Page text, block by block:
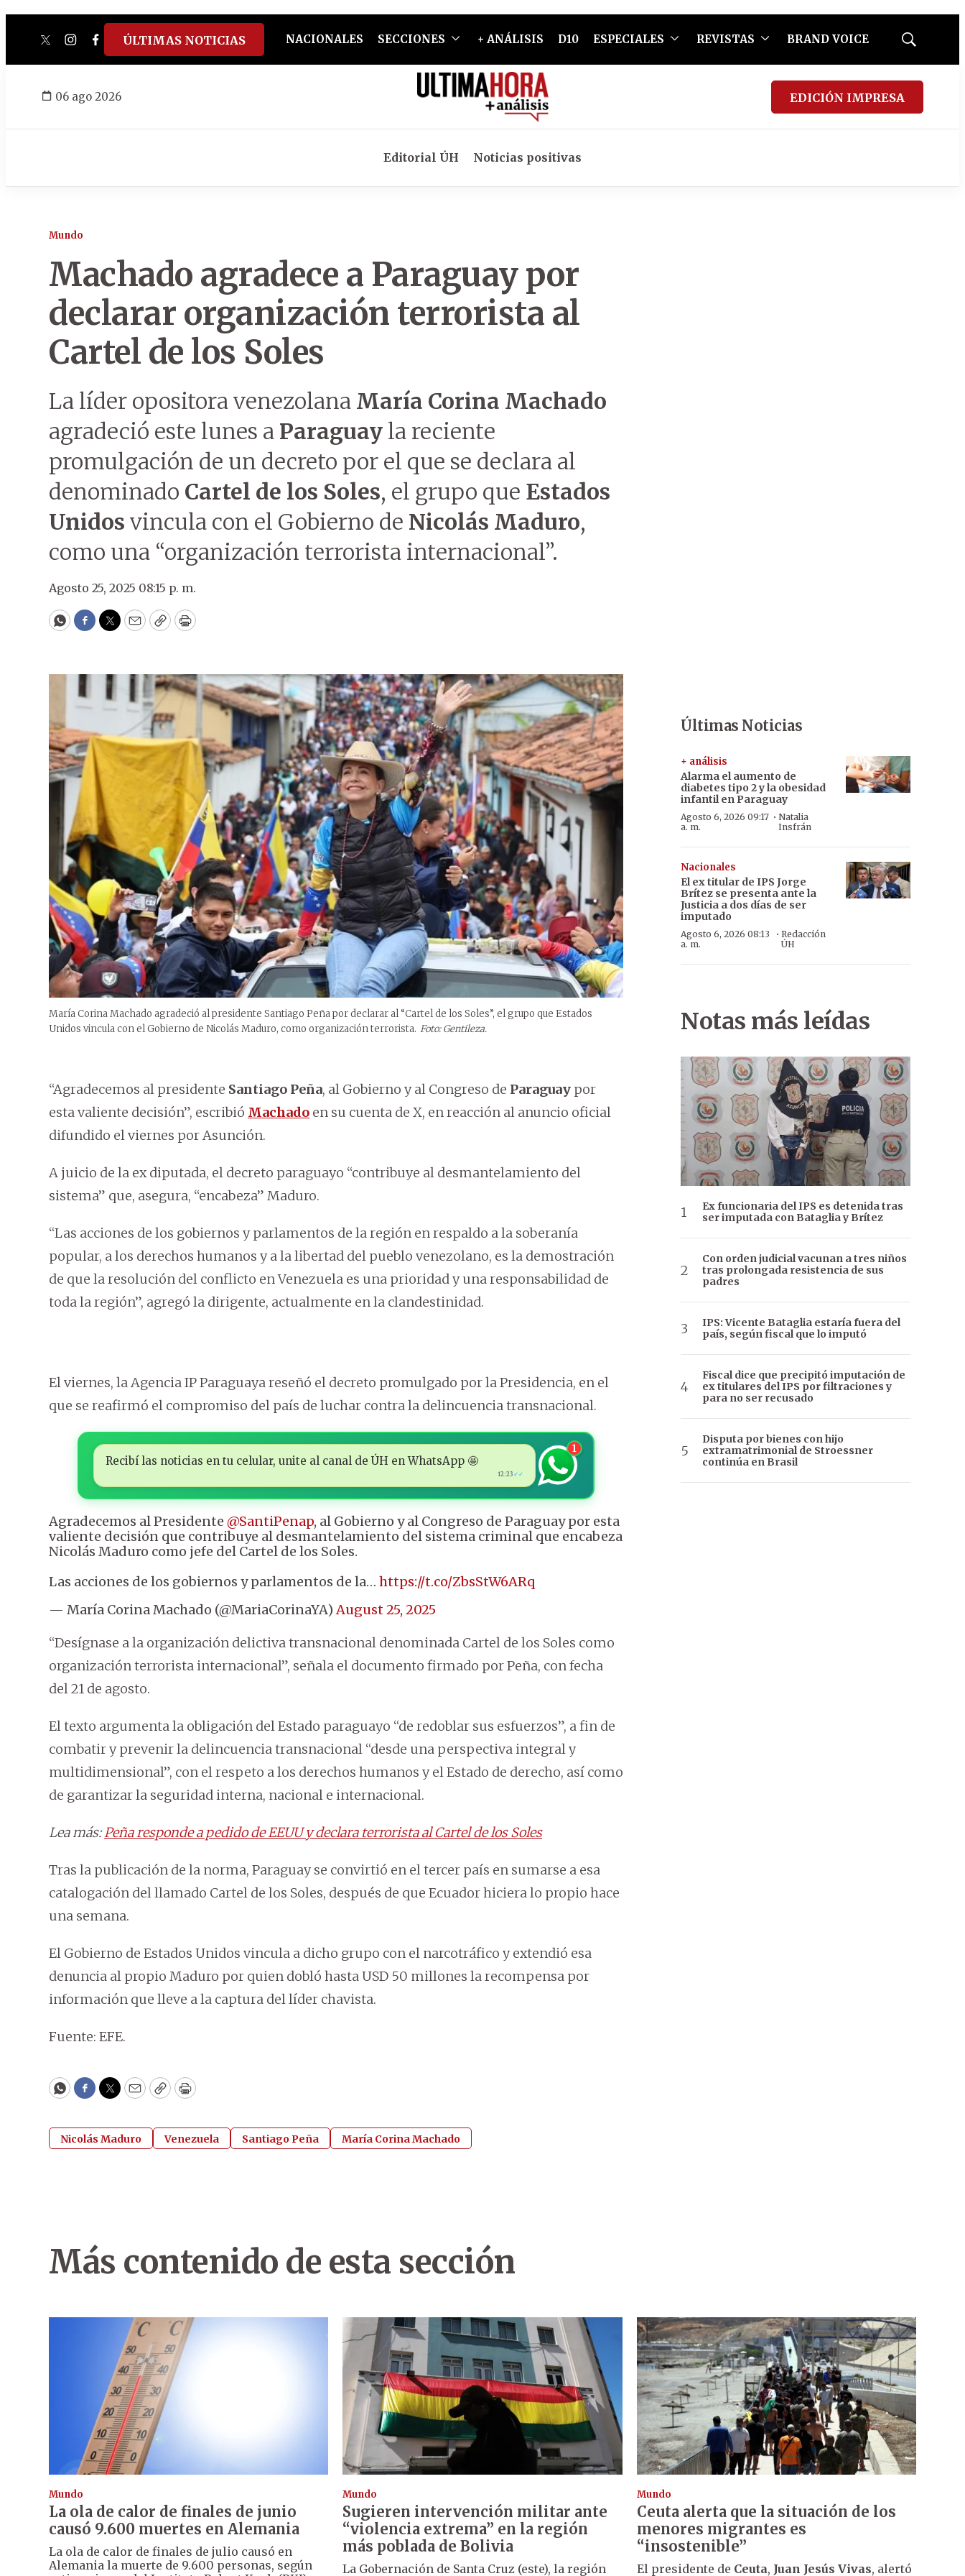
twitterinstagram
facebook
tiktokyoutube
spotify
ÚLTIMAS NOTICIAS NACIONALES SECCIONES + ANÁLISIS D10 ESPECIALES REVISTAS BRAND VOICE
Mostrar
06 ago 2026 EDICIÓN IMPRESA
Editorial ÚH Noticias positivas
Mundo
Machado agradece a Paraguay por
declarar organización terrorista al
Cartel de los Soles
La líder opositora venezolana María Corina Machado
agradeció este lunes a Paraguay la reciente
promulgación de un decreto por el que se declara al
denominado Cartel de los Soles, el grupo que Estados
Unidos vincula con el Gobierno de Nicolás Maduro,
como una “organización terrorista internacional”.
Agosto 25, 2025 08:15 p. m.
WhatsApp
Facebook
Twitter
EmailCopyPrint
María Corina Machado agradeció al presidente Santiago Peña por declarar al “Cartel de los Soles”, el grupo que Estados
Unidos vincula con el Gobierno de Nicolás Maduro, como organización terrorista. Foto: Gentileza.
“Agradecemos al presidente Santiago Peña, al Gobierno y al Congreso de Paraguay por
esta valiente decisión”, escribió Machado en su cuenta de X, en reacción al anuncio oficial
difundido el viernes por Asunción.
A juicio de la ex diputada, el decreto paraguayo “contribuye al desmantelamiento del
sistema” que, asegura, “encabeza” Maduro.
“Las acciones de los gobiernos y parlamentos de la región en respaldo a la soberanía
popular, a los derechos humanos y a la libertad del pueblo venezolano, es la demostración
de que la resolución del conflicto en Venezuela es una prioridad y una responsabilidad de
toda la región”, agregó la dirigente, actualmente en la clandestinidad.
El viernes, la Agencia IP Paraguaya reseñó el decreto promulgado por la Presidencia, en el
que se reafirmó el compromiso del país de luchar contra la delincuencia transnacional.
Recibí las noticias en tu celular, unite al canal de ÚH en WhatsApp 🤩
12:23 ✓✓
1
Agradecemos al Presidente @SantiPenap, al Gobierno y al Congreso de Paraguay por esta
valiente decisión que contribuye al desmantelamiento del sistema criminal que encabeza
Nicolás Maduro como jefe del Cartel de los Soles.
Las acciones de los gobiernos y parlamentos de la… https://t.co/ZbsStW6ARq
— María Corina Machado (@MariaCorinaYA)August 25, 2025
“Desígnase a la organización delictiva transnacional denominada Cartel de los Soles como
organización terrorista internacional”, señala el documento firmado por Peña, con fecha
del 21 de agosto.
El texto argumenta la obligación del Estado paraguayo “de redoblar sus esfuerzos”, a fin de
combatir y prevenir la delincuencia transnacional “desde una perspectiva integral y
multidimensional”, con el respeto a los derechos humanos y el Estado de derecho, así como
de garantizar la seguridad interna, nacional e internacional.
Lea más:Peña responde a pedido de EEUU y declara terrorista al Cartel de los Soles
Tras la publicación de la norma, Paraguay se convirtió en el tercer país en sumarse a esa
catalogación del llamado Cartel de los Soles, después de que Ecuador hiciera lo propio hace
una semana.
El Gobierno de Estados Unidos vincula a dicho grupo con el narcotráfico y extendió esa
denuncia al propio Maduro por quien dobló hasta USD 50 millones la recompensa por
información que lleve a la captura del líder chavista.
Fuente: EFE.
WhatsApp
Facebook
Twitter
EmailCopyPrint
Nicolás Maduro Venezuela Santiago Peña María Corina Machado
Últimas Noticias
+ análisis
Alarma el aumento de
diabetes tipo 2 y la obesidad
infantil en Paraguay
Agosto 6, 2026 09:17
a. m.
· Natalia
Insfrán
Nacionales
El ex titular de IPS Jorge
Brítez se presenta ante la
Justicia a dos días de ser
imputado
Agosto 6, 2026 08:13
a. m.
· Redacción
ÚH
Notas más leídas
Ex funcionaria del IPS es detenida tras
ser imputada con Bataglia y Brítez
Con orden judicial vacunan a tres niños
tras prolongada resistencia de sus
padres
IPS: Vicente Bataglia estaría fuera del
país, según fiscal que lo imputó
Fiscal dice que precipitó imputación de
ex titulares del IPS por filtraciones y
para no ser recusado
Disputa por bienes con hijo
extramatrimonial de Stroessner
continúa en Brasil
Más contenido de esta sección
Mundo
La ola de calor de finales de junio
causó 9.600 muertes en Alemania
La ola de calor de finales de julio causó en
Alemania la muerte de 9.600 personas, según
Mundo
Sugieren intervención militar ante
“violencia extrema” en la región
más poblada de Bolivia
La Gobernación de Santa Cruz (este), la región
Mundo
Ceuta alerta que la situación de los
menores migrantes es
“insostenible”
El presidente de Ceuta, Juan Jesús Vivas, alertó